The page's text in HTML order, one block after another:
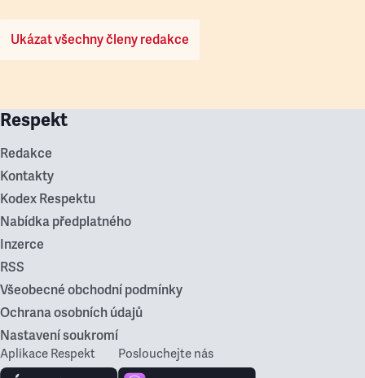
Ukázat všechny členy redakce
Respekt
Redakce
Kontakty
Kodex Respektu
Nabídka předplatného
Inzerce
RSS
Všeobecné obchodní podmínky
Ochrana osobních údajů
Nastavení soukromí
Aplikace Respekt Poslouchejte nás